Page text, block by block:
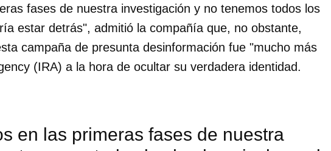
fases de nuestra investigación y no tenemos todos los
estar detrás", admitió la compañía que, no obstante,
campaña de presunta desinformación fue "mucho más
(IRA) a la hora de ocultar su verdadera identidad.
en las primeras fases de nuestra